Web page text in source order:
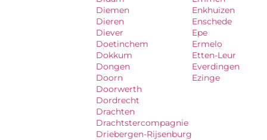
Diemen
Dieren
Diever
Doetinchem
Dokkum
Dongen
Doorn
Doorwerth
Dordrecht
Drachten
Drachtstercompagnie
Driebergen-Rijsenburg
Enkhuizen
Enschede
Epe
Ermelo
Etten-Leur
Everdingen
Ezinge